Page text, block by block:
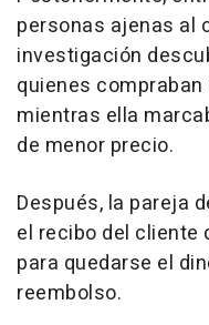
personas ajenas al
investigación
quienes
mientras ella
de menor precio.
Después, la pareja
el recibo del cliente
para quedarse el
reembolso.